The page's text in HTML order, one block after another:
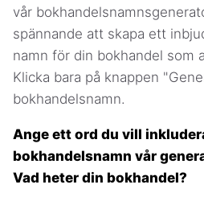
vår
spännande att skapa ett
namn för din bokhandel som
Klicka bara på knappen
bokhandelsnamn.
Ange ett ord du vill
bokhandelsnamn vår
Vad heter din bokhandel?